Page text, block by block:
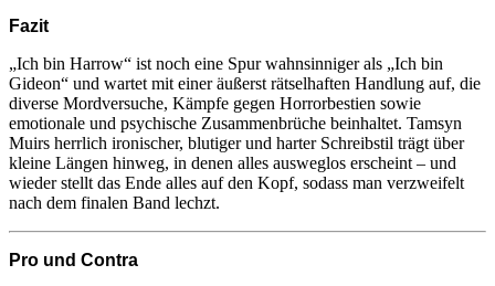
Fazit
„Ich bin Harrow“ ist noch eine Spur wahnsinniger als „Ich bin
Gideon“ und wartet mit einer äußerst rätselhaften Handlung auf, die
diverse Mordversuche, Kämpfe gegen Horrorbestien sowie
emotionale und psychische Zusammenbrüche beinhaltet. Tamsyn
Muirs herrlich ironischer, blutiger und harter Schreibstil trägt über
kleine Längen hinweg, in denen alles ausweglos erscheint – und
wieder stellt das Ende alles auf den Kopf, sodass man verzweifelt
nach dem finalen Band lechzt.
Pro und Contra